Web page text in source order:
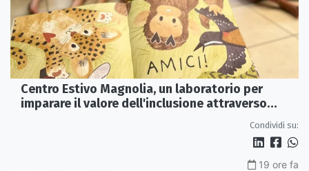
Centro Estivo Magnolia, un laboratorio per
imparare il valore dell'inclusione attraverso
Condividi su:
19 ore fa